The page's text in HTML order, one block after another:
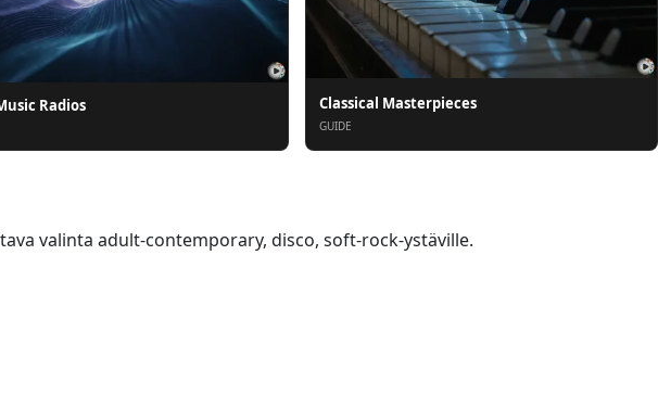
Radios Classical Masterpieces
GUIDE
valinta adult-contemporary, disco, soft-rock-ystäville.